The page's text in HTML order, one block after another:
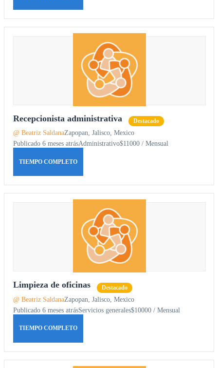
Recepcionista administrativa Destacado
@ Beatriz SaldanaZapopan, Jalisco, Mexico
Publicado 6 meses atrásAdministrativo$11000 / Mensual
TIEMPO COMPLETO
Limpieza de oficinas Destacado
@ Beatriz SaldanaZapopan, Jalisco, Mexico
Publicado 6 meses atrásServicios generales$10000 / Mensual
TIEMPO COMPLETO